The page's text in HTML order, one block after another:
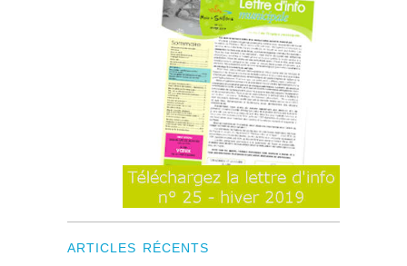
ARTICLES RÉCENTS